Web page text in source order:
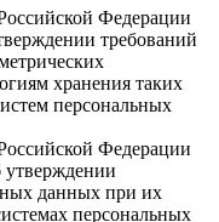
Федерации
требований
хранения таких
персональных
Федерации
утверждении
данных при их
персональных